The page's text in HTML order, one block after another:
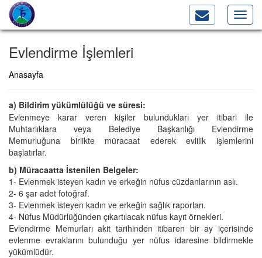
Evlendirme İşlemleri
Anasayfa
a) Bildirim yükümlülüğü ve süresi:
Evlenmeye karar veren kişiler bulundukları yer itibari ile
Muhtarlıklara veya Belediye Başkanlığı Evlendirme
Memurluğuna birlikte müracaat ederek evlilik işlemlerini
başlatırlar.
b) Müracaatta İstenilen Belgeler:
1- Evlenmek isteyen kadın ve erkeğin nüfus cüzdanlarının aslı.
2- 6 şar adet fotoğraf.
3- Evlenmek isteyen kadın ve erkeğin sağlık raporları.
4- Nüfus Müdürlüğünden çıkartılacak nüfus kayıt örnekleri.
Evlendirme Memurları akit tarihinden itibaren bir ay içerisinde
evlenme evraklarını bulunduğu yer nüfus idaresine bildirmekle
yükümlüdür.